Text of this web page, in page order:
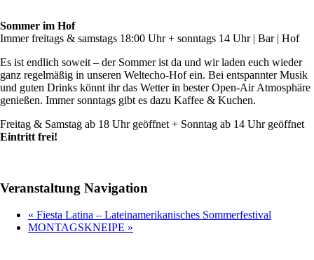
Sommer im Hof
Immer freitags & samstags 18:00 Uhr + sonntags 14 Uhr | Bar | Hof
Es ist endlich soweit – der Sommer ist da und wir laden euch wieder
ganz regelmäßig in unseren Weltecho-Hof ein. Bei entspannter Musik
und guten Drinks könnt ihr das Wetter in bester Open-Air Atmosphäre
genießen. Immer sonntags gibt es dazu Kaffee & Kuchen.
Freitag & Samstag ab 18 Uhr geöffnet + Sonntag ab 14 Uhr geöffnet
Eintritt frei!
Veranstaltung Navigation
« Fiesta Latina – Lateinamerikanisches Sommerfestival
MONTAGSKNEIPE »